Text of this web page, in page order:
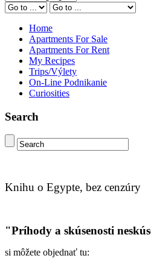
Home
Apartments For Sale
Apartments For Rent
My Recipes
Trips/Výlety
On-Line Podnikanie
Curiosities
Search
Knihu o Egypte, bez cenzúry
"Príhody a skúsenosti
si môžete objednať tu: